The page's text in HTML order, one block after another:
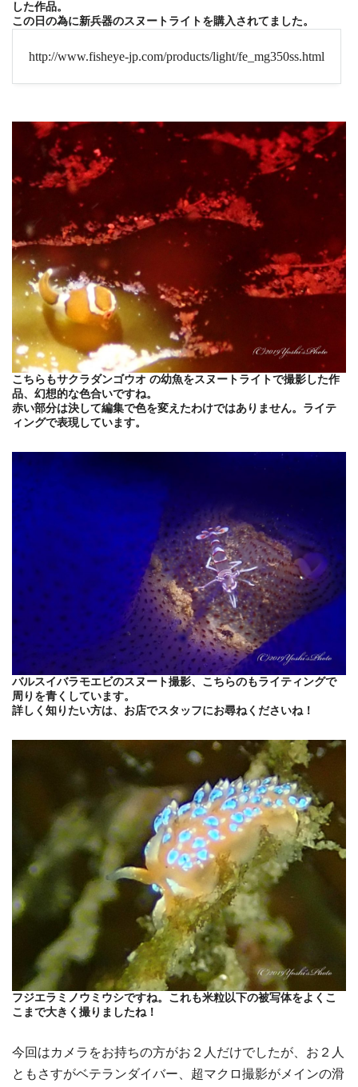
した作品。
この日の為に新兵器のスヌートライトを購入されてました。
http://www.fisheye-jp.com/products/light/fe_mg350ss.html
こちらもサクラダンゴウオ の幼魚をスヌートライトで撮影した作
品、幻想的な色合いですね。
赤い部分は決して編集で色を変えたわけではありません。ライテ
ィングで表現しています。
バルスイバラモエビのスヌート撮影、こちらのもライティングで
周りを青くしています。
詳しく知りたい方は、お店でスタッフにお尋ねくださいね！
フジエラミノウミウシですね。これも米粒以下の被写体をよくこ
こまで大きく撮りましたね！
今回はカメラをお持ちの方がお２人だけでしたが、お２人
ともさすがベテランダイバー、超マクロ撮影がメインの滑